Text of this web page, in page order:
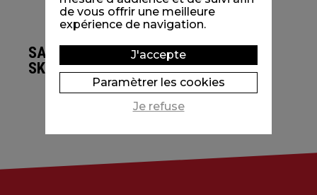
SALTED
SKINS
de vous offrir une meilleure
expérience de navigation.
J'accepte
Paramètrer les cookies
Je refuse